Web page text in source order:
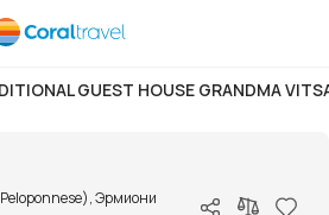
GUEST HOUSE GRANDMA
Эрмиони